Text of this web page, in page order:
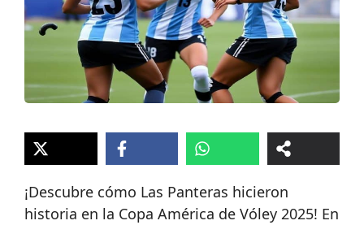
¡Descubre cómo Las Panteras hicieron
historia en la Copa América de Vóley 2025! En